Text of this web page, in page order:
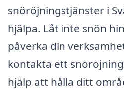
snöröjningstjänster i
hjälpa. Låt inte snön
påverka din
kontakta ett
hjälp att hålla ditt